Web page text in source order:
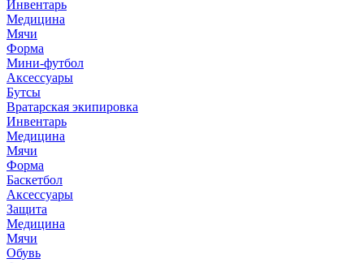
Инвентарь
Медицина
Мячи
Форма
Мини-футбол
Аксессуары
Бутсы
Вратарская экипировка
Инвентарь
Медицина
Мячи
Форма
Баскетбол
Аксессуары
Защита
Медицина
Мячи
Обувь